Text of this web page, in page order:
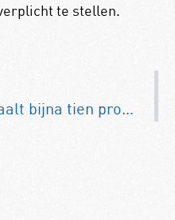
te stellen.
Autodiefstal daalt bijna tien procent